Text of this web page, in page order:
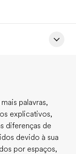
palavras,
explicativos,
diferenças de
devido à sua
por espaços,